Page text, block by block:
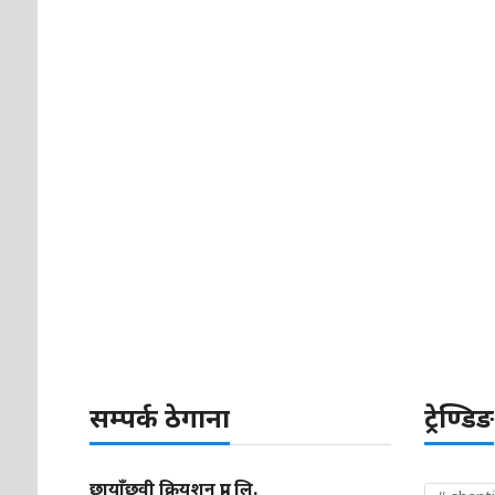
सम्पर्क ठेगाना
छायाँछवी क्रियशन प्रा. लि.
ट्रेण्डिङ